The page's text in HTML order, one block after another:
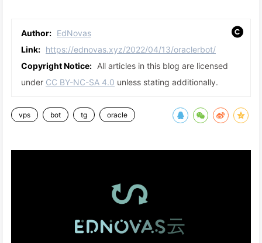
Author: EdNovas
Link: https://ednovas.xyz/2022/04/13/oraclerbot/
Copyright Notice: All articles in this blog are licensed
under CC BY-NC-SA 4.0 unless stating additionally.
vps bot tg oracle